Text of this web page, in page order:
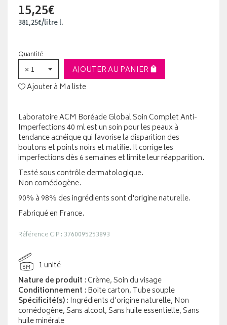
15,25€
381,25€/litrel.
Quantité
× 1
AJOUTER AU PANIER
Ajouter à Ma liste
Laboratoire ACM Boréade Global Soin Complet Anti-
Imperfections 40 ml est un soin pour les peaux à
tendance acnéique qui favorise la disparition des
boutons et points noirs et matifie. Il corrige les
imperfections dès 6 semaines et limite leur réapparition.
Testé sous contrôle dermatologique.
Non comédogène.
90% à 98% des ingrédients sont d'origine naturelle.
Fabriqué en France.
Référence CIP : 3760095253893
6M
1 unité
Nature de produit : Crème, Soin du visage
Conditionnement : Boite carton, Tube souple
Spécificité(s): Ingrédients d'origine naturelle, Non
comédogène, Sans alcool, Sans huile essentielle, Sans
huile minérale